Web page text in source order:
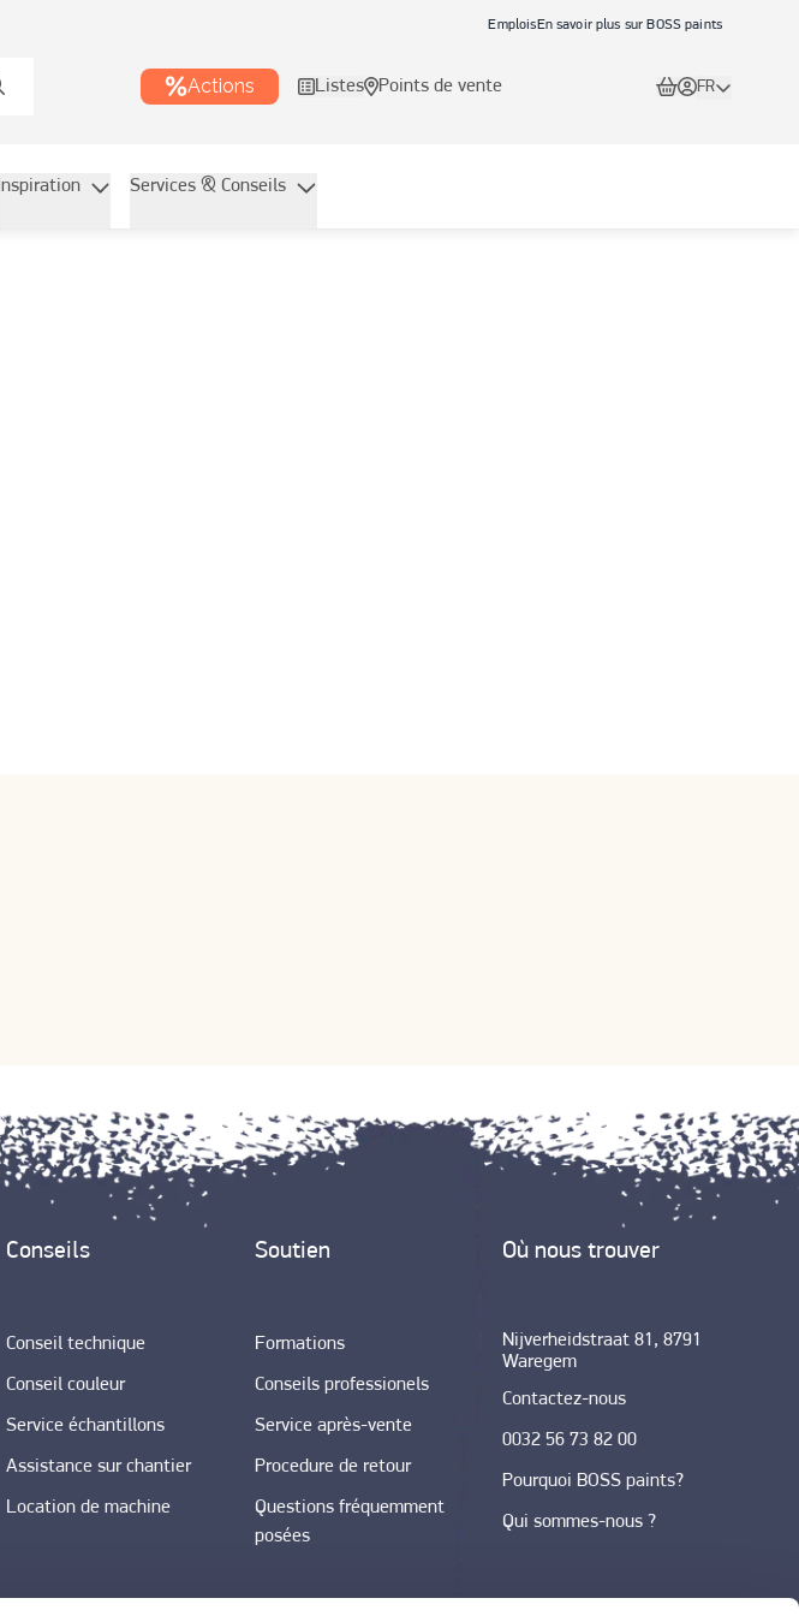
EmploisEn savoir plus sur BOSS paints
Actions Listes Points de vente FR
Inspiration Services & Conseils
Conseils
Conseil technique
Conseil couleur
Service échantillons
Assistance sur chantier
Location de machine
Soutien
Formations
Conseils professionels
Service après-vente
Procedure de retour
Questions fréquemment
posées
Où nous trouver
Nijverheidstraat 81, 8791
Waregem
Contactez-nous
0032 56 73 82 00
Pourquoi BOSS paints?
Qui sommes-nous ?